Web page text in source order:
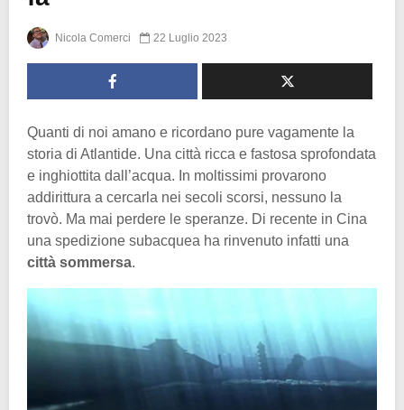
Nicola Comerci 22 Luglio 2023
Quanti di noi amano e ricordano pure vagamente la
storia di Atlantide. Una città ricca e fastosa sprofondata
e inghiottita dall’acqua. In moltissimi provarono
addirittura a cercarla nei secoli scorsi, nessuno la
trovò. Ma mai perdere le speranze. Di recente in Cina
una spedizione subacquea ha rinvenuto infatti una
città sommersa.